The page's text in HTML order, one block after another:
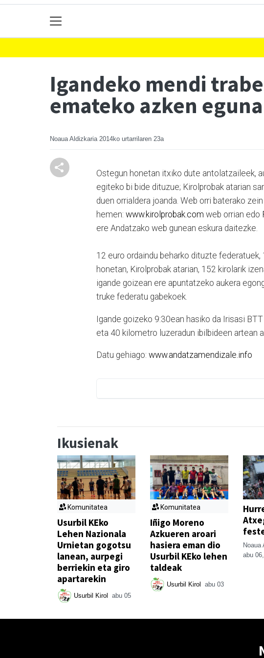
Igandeko mendi
emateko azken eguna
Noaua Aldizkaria 2014ko urtarrilaren 23a
Ostegun honetan itxiko dute antolatzaileek,
egiteko bi bide dituzue; Kirolprobak atarian
duen orrialdera joanda. Web orri baterako
hemen: www.kirolprobak.com web orrian edo
ere Andatzako web gunean eskura daitezke.
12 euro ordaindu beharko dituzte
honetan, Kirolprobak atarian, 152 kirolarik
igande goizean ere apuntatzeko aukera
truke federatu gabekoek.
Igande goizeko 9:30ean hasiko da Irisasi
eta 40 kilometro luzeradun ibilbideen artean
Datu gehiago: www.andatzamendizale.info
Ikusienak
Komunitatea
Usurbil KEko
Lehen Nazionala
Urnietan gogotsu
lanean, aurpegi
berriekin eta giro
apartarekin
Usurbil Kirol abu 05
Komunitatea
Iñigo Moreno
Azkueren aroari
hasiera eman dio
Usurbil KEko lehen
taldeak
Usurbil Kirol abu 03
Noaua
abu